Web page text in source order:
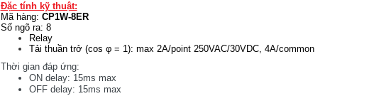
Đặc tính kỹ thuật:
Mã hàng: CP1W-8ER
Số ngõ ra: 8
Relay
Tải thuần trở (cos φ = 1): max 2A/point 250VAC/30VDC, 4A/common
Thời gian đáp ứng:
ON delay: 15ms max
OFF delay: 15ms max